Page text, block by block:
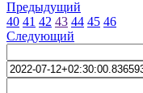
Предыдущий
40 41 42 43 44 45 46
Следующий